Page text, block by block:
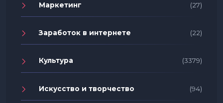
Маркетинг (27)
Заработок в интернете (22)
Культура (3379)
Искусство и творчество (94)